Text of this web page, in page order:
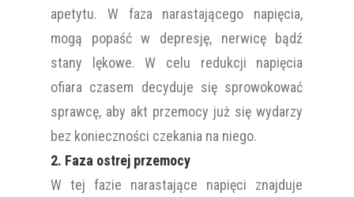
apetytu. W faza narastającego napięcia,
mogą popaść w depresję, nerwicę bądź
stany lękowe. W celu redukcji napięcia
ofiara czasem decyduje się sprowokować
sprawcę, aby akt przemocy już się wydarzy
bez konieczności czekania na niego.
2. Faza ostrej przemocy
W tej fazie narastające napięci znajduje